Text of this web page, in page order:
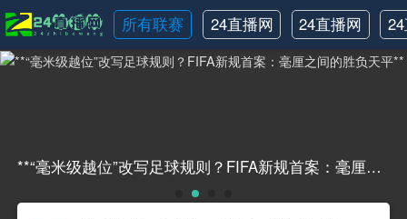
所有联赛
24直播网
NBA
24直播网
世界杯
**“毫米级越位”改写足球规则？FIFA新规首案：毫厘之间的胜负天平****“毫米级越位”改写足球规则？FIFA新规首案：毫厘之间的胜负天平**